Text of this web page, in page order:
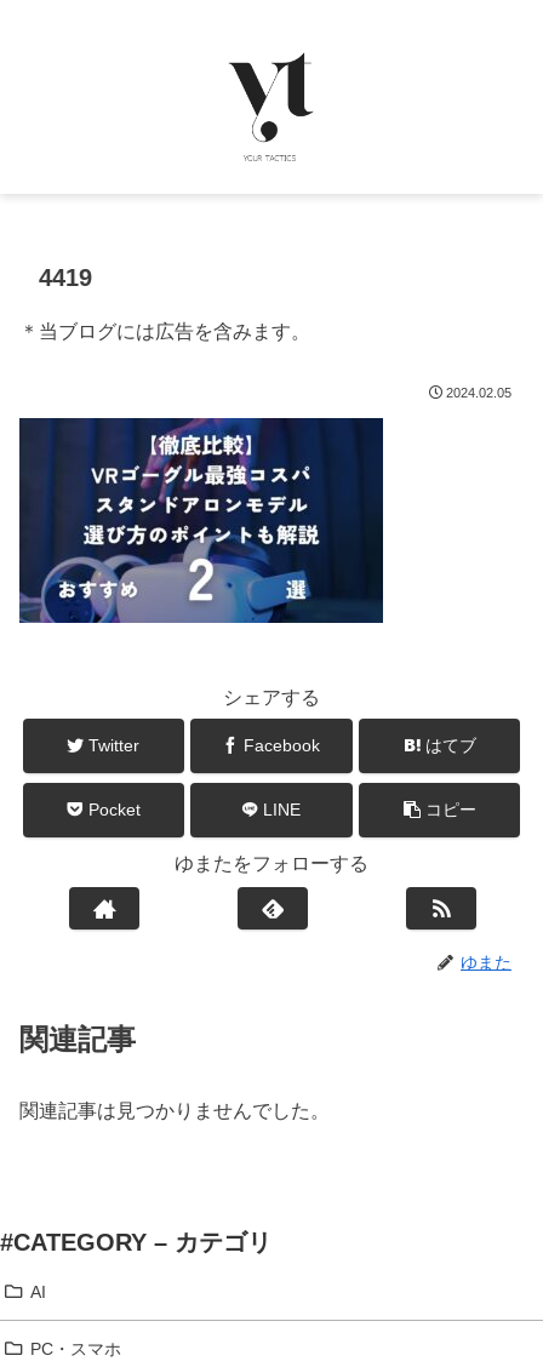
4419
＊当ブログには広告を含みます。
2024.02.05
シェアする
Twitter Facebook はてブ
Pocket LINE コピー
ゆまたをフォローする
ゆまた
関連記事
関連記事は見つかりませんでした。
#CATEGORY – カテゴリ
AI
PC・スマホ